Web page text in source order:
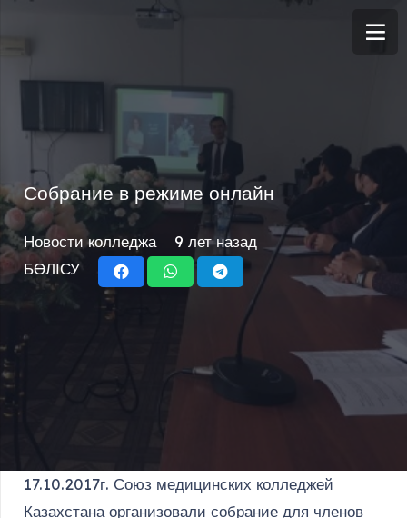
Собрание в режиме онлайн
Новости колледжа
9 лет назад
БӨЛІСУ
17.10.2017г. Союз медицинских колледжей
Казахстана организовали собрание для членов